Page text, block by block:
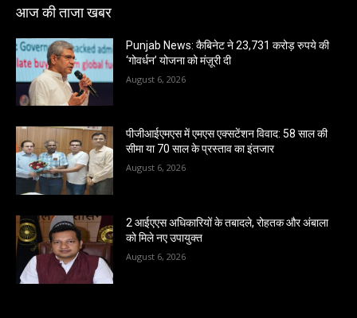
आज की ताजा खबर
Punjab News: कैबिनेट ने 23,731 करोड़ रुपये की
‘गोवर्धन’ योजना को मंज़ूरी दी
August 6, 2026
पीजीआईएमएस में एमएस एक्सटेंशन विवाद: 58 साल की
सीमा या 70 साल के प्रस्ताव का इंतजार
August 6, 2026
2 आईएएस अधिकारियों के तबादले, रोहतक और अंबाला
को मिले नए उपायुक्त
August 6, 2026